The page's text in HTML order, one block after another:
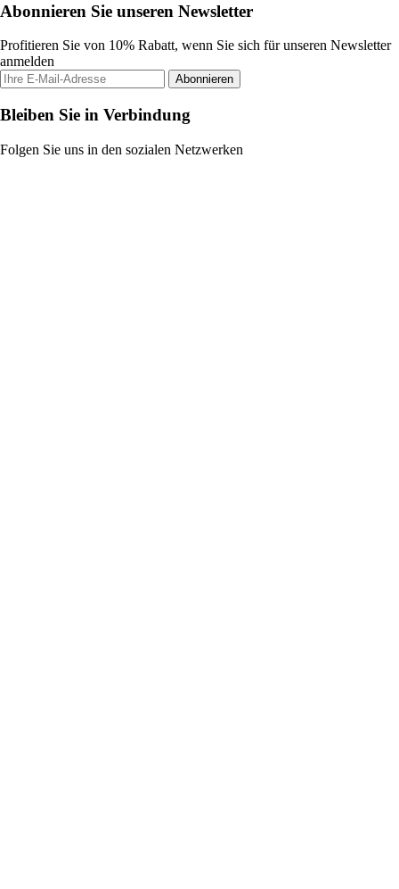
Abonnieren Sie unseren Newsletter
Profitieren Sie von 10% Rabatt, wenn Sie sich für unseren Newsletter
anmelden
Abonnieren
Bleiben Sie in Verbindung
Folgen Sie uns in den sozialen Netzwerken